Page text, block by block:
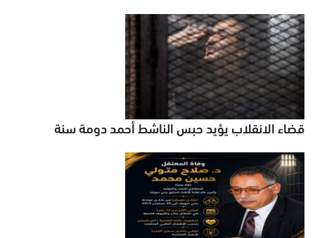
قضاء الانقلاب يؤيد حبس الناشط أحمد دومة سنة